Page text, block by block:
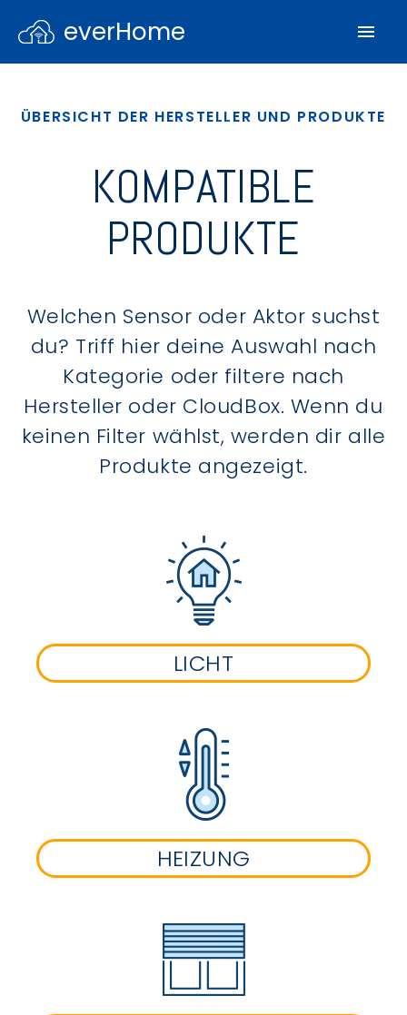
everHome
ÜBERSICHT DER HERSTELLER UND PRODUKTE
KOMPATIBLE
PRODUKTE
Welchen Sensor oder Aktor suchst
du? Triff hier deine Auswahl nach
Kategorie oder filtere nach
Hersteller oder CloudBox. Wenn du
keinen Filter wählst, werden dir alle
Produkte angezeigt.
LICHT
HEIZUNG